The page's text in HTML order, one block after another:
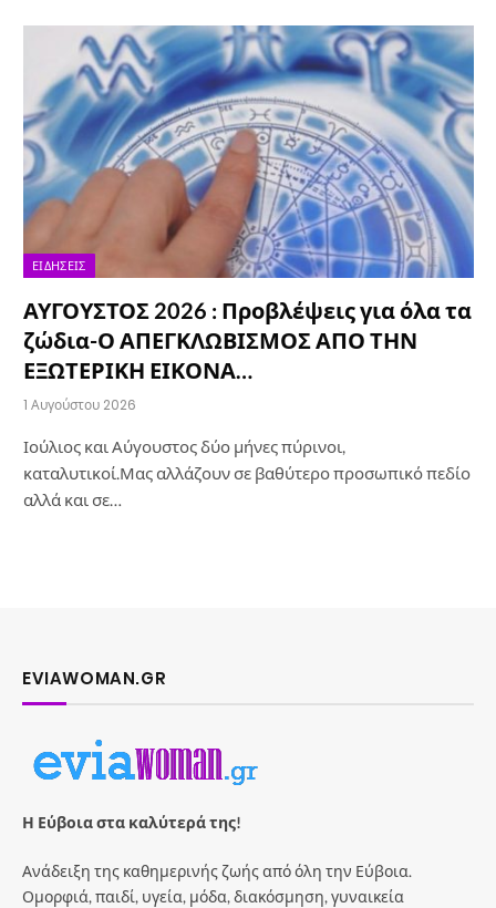
ΕΙΔΉΣΕΙΣ
ΑΥΓΟΥΣΤΟΣ 2026 : Προβλέψεις για όλα τα
ζώδια-Ο ΑΠΕΓΚΛΩΒΙΣΜΟΣ ΑΠΟ ΤΗΝ
ΕΞΩΤΕΡΙΚΗ ΕΙΚΟΝΑ…
1 Αυγούστου 2026
Ιούλιος και Αύγουστος δύο μήνες πύρινοι,
καταλυτικοί.Μας αλλάζουν σε βαθύτερο προσωπικό πεδίο
αλλά και σε…
EVIAWOMAN.GR
Η Εύβοια στα καλύτερά της!
Ανάδειξη της καθημερινής ζωής από όλη την Εύβοια.
Ομορφιά, παιδί, υγεία, μόδα, διακόσμηση, γυναικεία